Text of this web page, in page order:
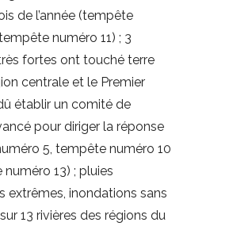
de l’année (tempête
numéro 11) ; 3
fortes ont touché terre
centrale et le Premier
établir un comité de
pour diriger la réponse
5, tempête numéro 10
13) ; pluies
extrêmes, inondations sans
13 rivières des régions du